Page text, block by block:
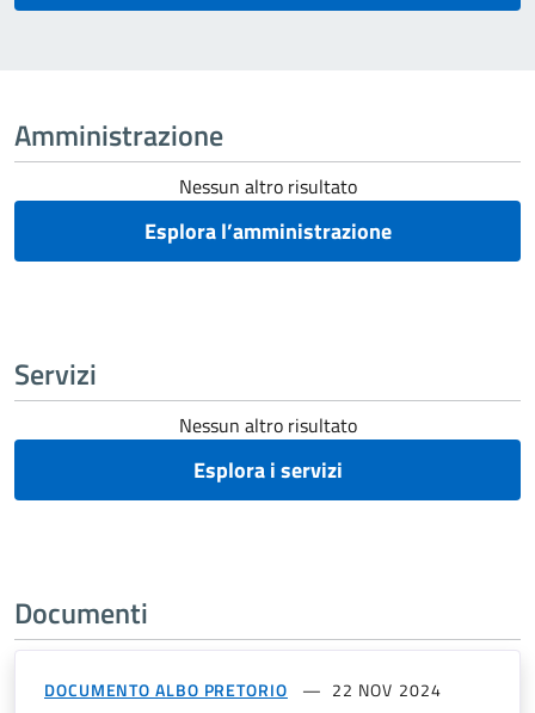
Amministrazione
Nessun altro risultato
Esplora l’amministrazione
Servizi
Nessun altro risultato
Esplora i servizi
Documenti
DOCUMENTO ALBO PRETORIO 22 NOV 2024